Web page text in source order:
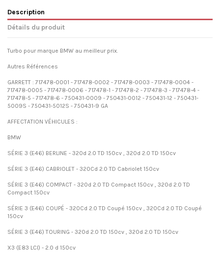
Description
Détails du produit
Turbo pour marque BMW au meilleur prix.
Autres Références
GARRETT : 717478-0001 - 717478-0002 - 717478-0003 - 717478-0004 -
717478-0005 - 717478-0006 - 717478-1 - 717478-2 - 717478-3 - 717478-4 -
717478-5 - 717478-6 - 750431-0009 - 750431-0012 - 750431-12 - 750431-
5009S - 750431-5012S - 750431-9 GA
AFFECTATION VÉHICULES :
BMW
SÉRIE 3 (E46) BERLINE - 320d 2.0 TD 150cv , 320d 2.0 TD 150cv
SÉRIE 3 (E46) CABRIOLET - 320Cd 2.0 TD Cabriolet 150cv
SÉRIE 3 (E46) COMPACT - 320d 2.0 TD Compact 150cv , 320d 2.0 TD
Compact 150cv
SÉRIE 3 (E46) COUPÉ - 320Cd 2.0 TD Coupé 150cv , 320Cd 2.0 TD Coupé
150cv
SÉRIE 3 (E46) TOURING - 320d 2.0 TD 150cv , 320d 2.0 TD 150cv
X3 (E83 LCI) - 2.0 d 150cv